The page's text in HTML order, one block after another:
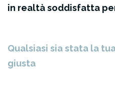
in realtà soddisfatta
Qualsiasi sia stata la
giusta